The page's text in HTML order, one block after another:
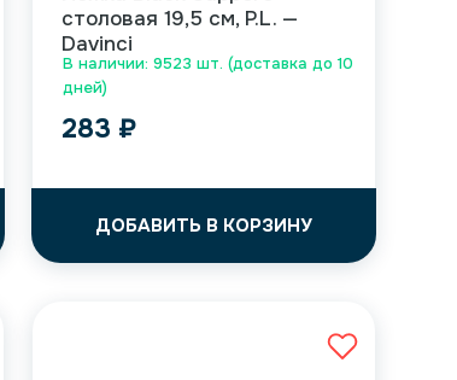
В наличии: 9523 шт. (доставка до 10
дней)
столовая 19,5 см, P.L. —
Davinci
283 ₽
ДОБАВИТЬ В КОРЗИНУ